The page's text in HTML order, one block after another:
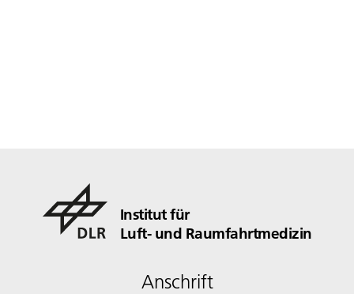
Institut für
Luft- und Raumfahrtmedizin
Anschrift